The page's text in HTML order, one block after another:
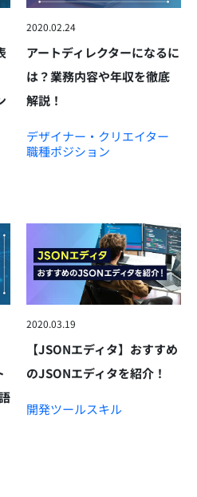
2020.02.24
アートディレクターになるに
は？業務内容や年収を徹底
解説！
デザイナー・クリエイター
職種ポジション
2020.03.19
【JSONエディタ】おすすめ
のJSONエディタを紹介！
開発ツールスキル